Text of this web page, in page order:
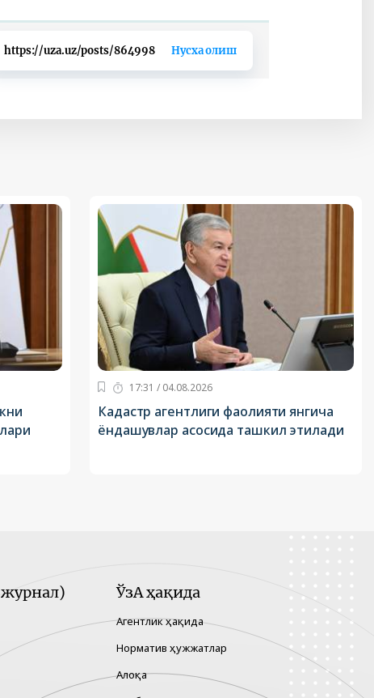
https://uza.uz/posts/864998 Нусха олиш
17:31 / 04.08.2026
Кадастр агентлиги фаолияти янгича
ёндашувлар асосида ташкил этилади
ЎзА ҳақида
Агентлик ҳақида
Норматив ҳужжатлар
Алоқа